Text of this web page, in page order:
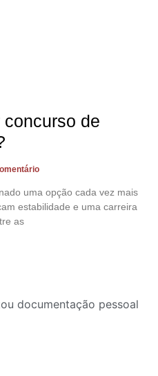
de
uma opção cada vez mais
estabilidade e uma carreira
as